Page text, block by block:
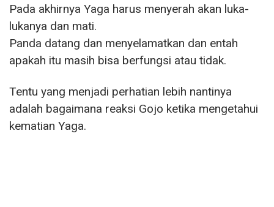
Pada akhirnya Yaga harus menyerah akan luka-
lukanya dan mati.
Panda datang dan menyelamatkan dan entah
apakah itu masih bisa berfungsi atau tidak.
Tentu yang menjadi perhatian lebih nantinya
adalah bagaimana reaksi Gojo ketika mengetahui
kematian Yaga.